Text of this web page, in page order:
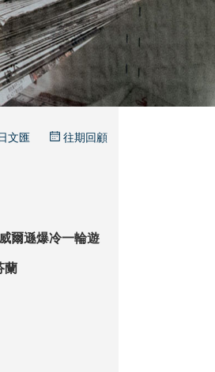
文匯 往期回顧
世桌賽首日 星將一喜一悲 沙比強勢晉級 威爾遜爆冷一輪遊
蘭